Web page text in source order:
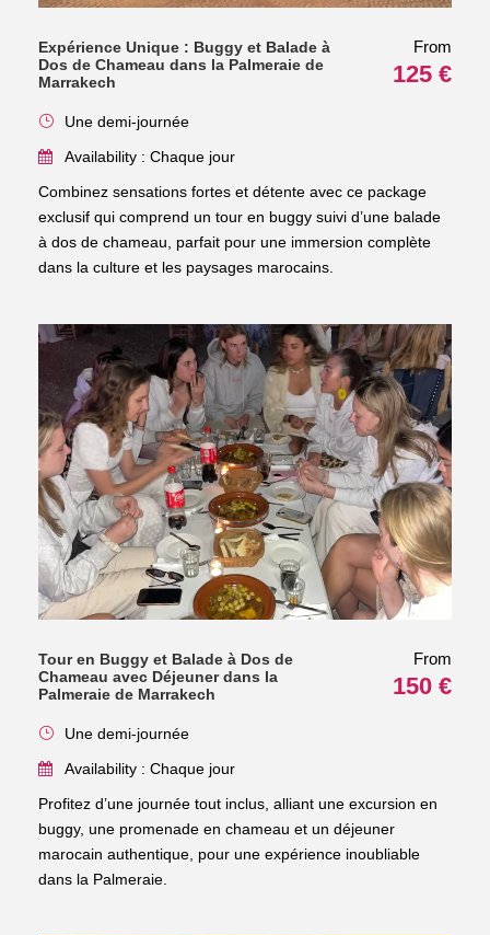
Expérience Unique : Buggy et Balade à
Dos de Chameau dans la Palmeraie de
Marrakech
From
125 €
Une demi-journée
Availability : Chaque jour
Combinez sensations fortes et détente avec ce package
exclusif qui comprend un tour en buggy suivi d’une balade
à dos de chameau, parfait pour une immersion complète
dans la culture et les paysages marocains.
Tour en Buggy et Balade à Dos de
Chameau avec Déjeuner dans la
Palmeraie de Marrakech
From
150 €
Une demi-journée
Availability : Chaque jour
Profitez d’une journée tout inclus, alliant une excursion en
buggy, une promenade en chameau et un déjeuner
marocain authentique, pour une expérience inoubliable
dans la Palmeraie.